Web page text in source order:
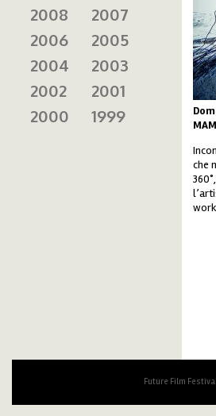
che
2008
2007
2006
2005
2004
2003
2002
2001
2000
1999
Future Film